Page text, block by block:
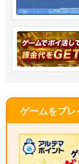
ゲームをプレ